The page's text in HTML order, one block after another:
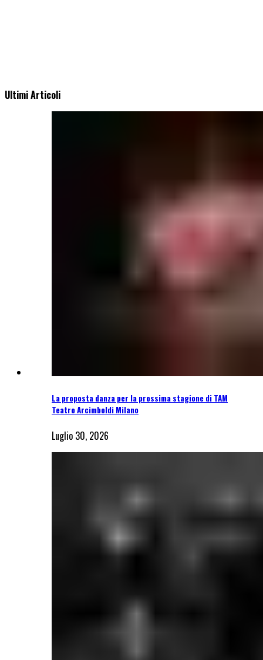
Ultimi Articoli
La proposta danza per la prossima stagione di TAM
Teatro Arcimboldi Milano
Luglio 30, 2026